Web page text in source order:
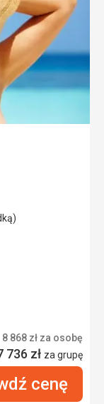
8 868 zł za osobę
736 zł za grupę
cenę